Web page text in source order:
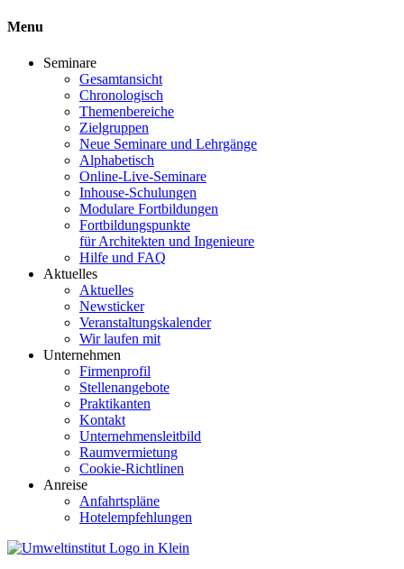
Menu
Seminare
Gesamtansicht
Chronologisch
Themenbereiche
Zielgruppen
Neue Seminare und Lehrgänge
Alphabetisch
Online-Live-Seminare
Inhouse-Schulungen
Modulare Fortbildungen
Fortbildungspunkte
für Architekten und Ingenieure
Hilfe und FAQ
Aktuelles
Aktuelles
Newsticker
Veranstaltungskalender
Wir laufen mit
Unternehmen
Firmenprofil
Stellenangebote
Praktikanten
Kontakt
Unternehmensleitbild
Raumvermietung
Cookie-Richtlinen
Anreise
Anfahrtspläne
Hotelempfehlungen